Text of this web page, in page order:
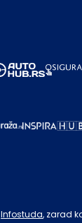
Infostuda, zarad